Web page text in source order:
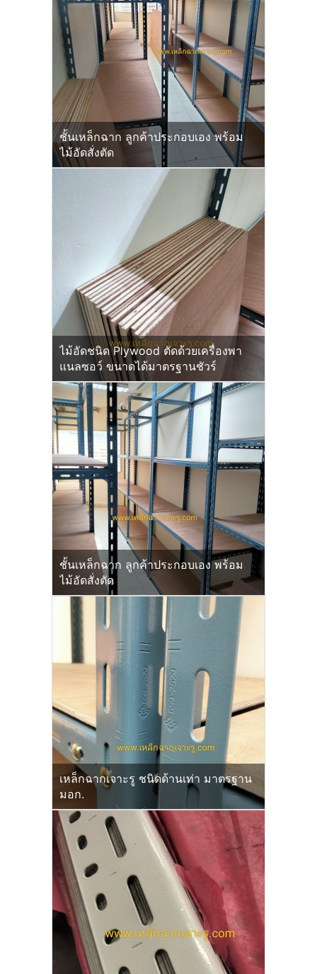
ชั้นเหล็กฉาก ลูกค้าประกอบเอง พร้อม
ไม้อัดสั่งตัด
ไม้อัดชนิด Plywood ตัดด้วยเครื่องพา
แนลซอว์ ขนาดได้มาตรฐานชัวร์
ชั้นเหล็กฉาก ลูกค้าประกอบเอง พร้อม
ไม้อัดสั่งตัด
เหล็กฉากเจาะรู ชนิดด้านเท่า มาตรฐาน
มอก.